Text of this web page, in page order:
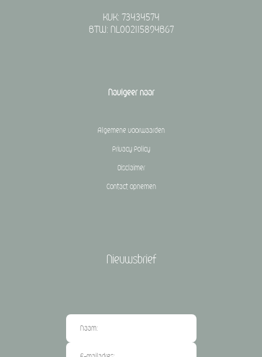
KVK: 73434574
BTW: NL002115894B67
Navigeer naar
Algemene voorwaarden
Privacy Policy
Disclaimer
Contact opnemen
Nieuwsbrief